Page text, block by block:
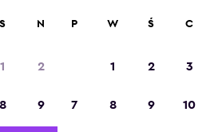
turystyczna w Europie” w 2023 roku
S N
1 2
8 9
P W Ś C
1 2 3
7 8 9 10